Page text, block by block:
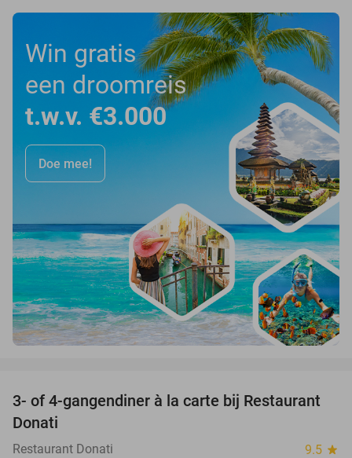
Win gratis
een droomreis
t.w.v. €3.000
Doe mee!
41%
3- of 4-gangendiner à la carte bij Restaurant
Donati
Restaurant Donati 9.5 star